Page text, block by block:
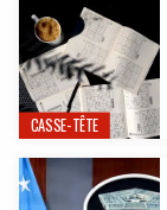
CASSE-TÊTE